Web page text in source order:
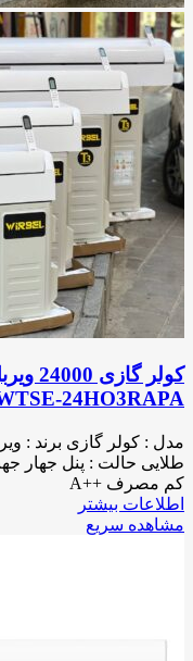
24HO3RAPA
کم مصرف ++A
اطلاعات بیشتر
مشاهده سریع